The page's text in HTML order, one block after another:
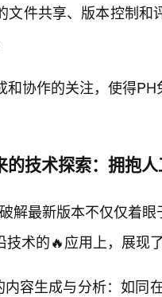
文件共享、版本控制
和协作的关注，使得
的技术探索：拥抱
解最新版本不仅仅着
技术的🔥应用上，展现
内容生成与分析：如同